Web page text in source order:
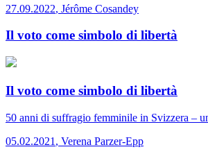
27.09.2022, Jérôme Cosandey
Il voto come simbolo di libertà
Il voto come simbolo di libertà
50 anni di suffragio femminile in Svizzera –
05.02.2021 , Verena Parzer-Epp